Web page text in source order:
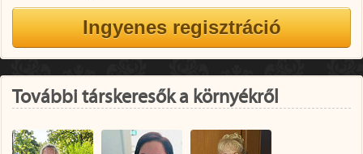
További társkeresők a környékről